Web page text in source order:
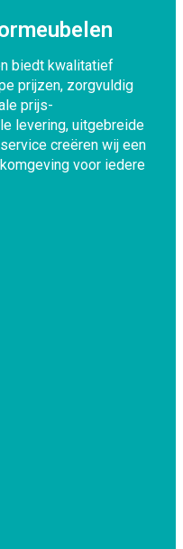
biedt kwalitatief
prijzen, zorgvuldig
prijs-
levering, uitgebreide
creëren wij een
voor iedere